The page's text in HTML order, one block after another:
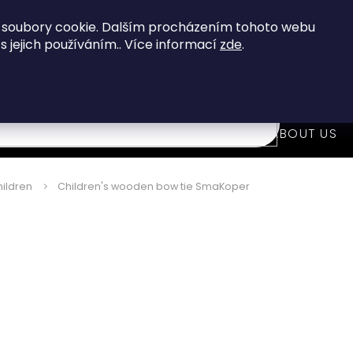
cookie. Dalším procházením tohoto webu
jejich používáním.. Více informací zde.
FASHION ACCESSORIES ABOUT US
Children's wooden bow tie SmaKoper